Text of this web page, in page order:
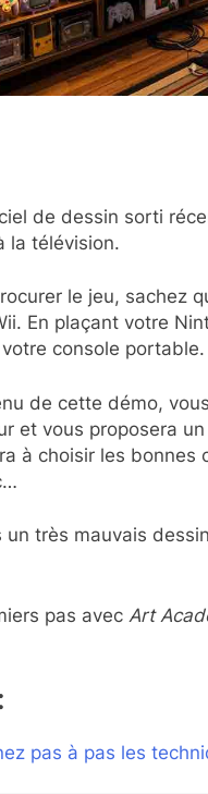
de dessin sorti
la télévision.
le jeu, sachez
En plaçant votre
console portable.
de cette démo,
et vous proposera
à choisir les
très mauvais
pas avec Art
pas à pas les